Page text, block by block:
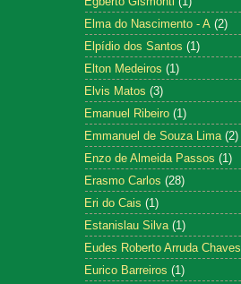
Elma do Nascimento - A (2)
Elpídio dos Santos (1)
Elton Medeiros (1)
Elvis Matos (3)
Emanuel Ribeiro (1)
Emmanuel de Souza Lima (2)
Enzo de Almeida Passos (1)
Erasmo Carlos (28)
Eri do Cais (1)
Estanislau Silva (1)
Eudes Roberto Arruda Chaves
Eurico Barreiros (1)